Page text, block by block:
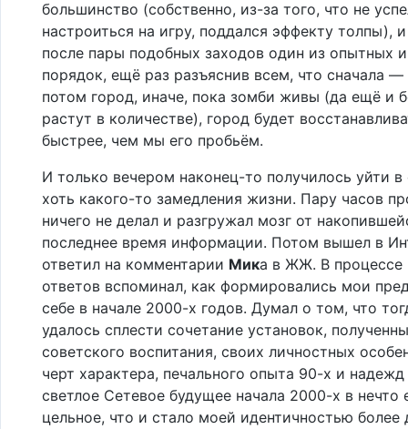
большинство (собственно, из-за того, что не
настроиться на игру, поддался эффекту толпы),
после пары подобных заходов один из опытных
порядок, ещё раз разъяснив всем, что сначала
потом город, иначе, пока зомби живы (да ещё и
растут в количестве), город будет
быстрее, чем мы его пробьём.
И только вечером наконец-то получилось уйти в
хоть какого-то замедления жизни. Пару часов
ничего не делал и разгружал мозг от
последнее время информации. Потом вышел в
ответил на комментарии Мика в ЖЖ. В процессе
ответов вспоминал, как формировались мои
себе в начале 2000-х годов. Думал о том, что
удалось сплести сочетание установок,
советского воспитания, своих личностных
черт характера, печального опыта 90-х и
светлое Сетевое будущее начала 2000-х в нечто
цельное, что и стало моей идентичностью более